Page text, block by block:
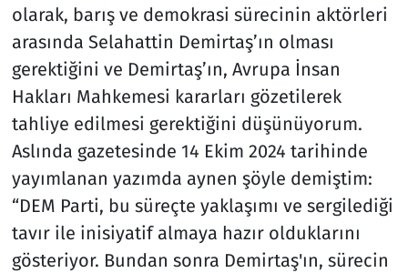
olarak, barış ve demokrasi sürecinin aktörleri
arasında Selahattin Demirtaş’ın olması
gerektiğini ve Demirtaş’ın, Avrupa İnsan
Hakları Mahkemesi kararları gözetilerek
tahliye edilmesi gerektiğini düşünüyorum.
Aslında gazetesinde 14 Ekim 2024 tarihinde
yayımlanan yazımda aynen şöyle demiştim:
“DEM Parti, bu süreçte yaklaşımı ve sergilediği
tavır ile inisiyatif almaya hazır olduklarını
gösteriyor. Bundan sonra Demirtaş'ın, sürecin